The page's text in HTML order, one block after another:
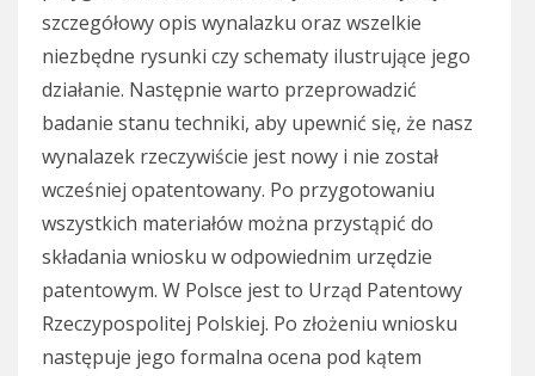
szczegółowy opis wynalazku oraz wszelkie
niezbędne rysunki czy schematy ilustrujące jego
działanie. Następnie warto przeprowadzić
badanie stanu techniki, aby upewnić się, że nasz
wynalazek rzeczywiście jest nowy i nie został
wcześniej opatentowany. Po przygotowaniu
wszystkich materiałów można przystąpić do
składania wniosku w odpowiednim urzędzie
patentowym. W Polsce jest to Urząd Patentowy
Rzeczypospolitej Polskiej. Po złożeniu wniosku
następuje jego formalna ocena pod kątem